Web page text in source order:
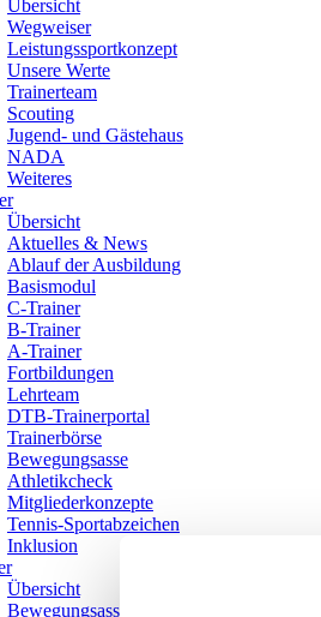
Übersicht
Wegweiser
Leistungssportkonzept
Unsere Werte
Trainerteam
Scouting
Jugend- und Gästehaus
NADA
Weiteres
Übersicht
Aktuelles & News
Ablauf der Ausbildung
Basismodul
C-Trainer
B-Trainer
A-Trainer
Fortbildungen
Lehrteam
DTB-Trainerportal
Trainerbörse
Bewegungsasse
Athletikcheck
Mitgliederkonzepte
Tennis-Sportabzeichen
Inklusion
Übersicht
Bewegungsasse